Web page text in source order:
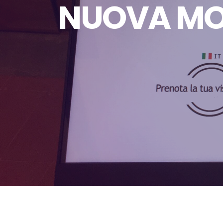
NUOVA